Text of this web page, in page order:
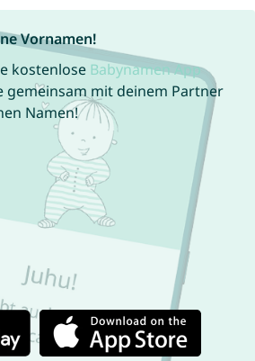
Vornamen!
kostenlose Babynamen App
gemeinsam mit deinem Partner
Namen!